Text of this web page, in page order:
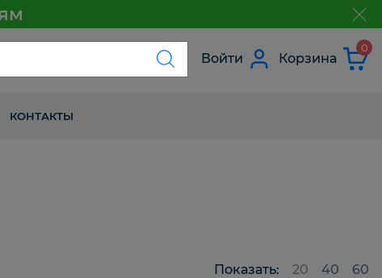
Войти Корзина
0
КОНТАКТЫ
Показать: 20 40 60